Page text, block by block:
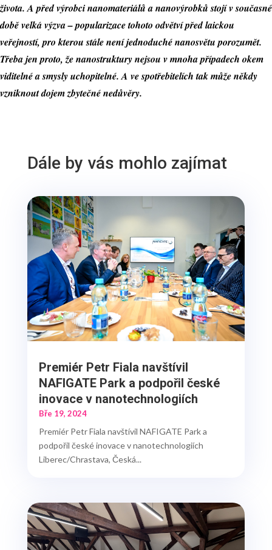
života. A před výrobci nanomateriálů a nanovýrobků stojí v současné
době velká výzva – popularizace tohoto odvětví před laickou
veřejností, pro kterou stále není jednoduché nanosvětu porozumět.
Třeba jen proto, že nanostruktury nejsou v mnoha případech okem
viditelné a smysly uchopitelné. A ve spotřebitelích tak může někdy
vzniknout dojem zbytečné nedůvěry.
Dále by vás mohlo zajímat
Premiér Petr Fiala navštívil
NAFIGATE Park a podpořil české
inovace v nanotechnologiích
Bře 19, 2024
Premiér Petr Fiala navštívil NAFIGATE Park a
podpořil české inovace v nanotechnologiích
Liberec/Chrastava, Česká...